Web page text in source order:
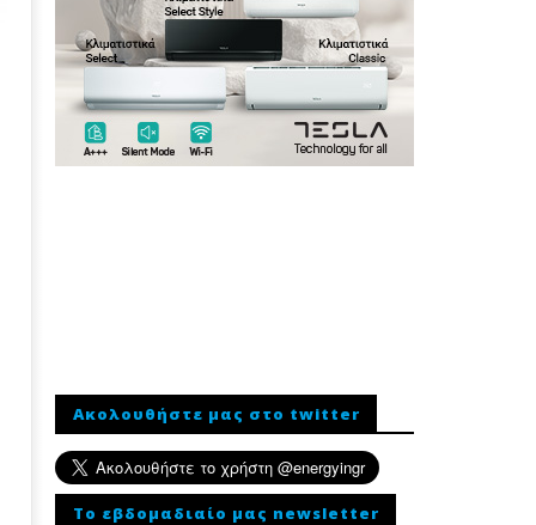
Ακολουθήστε μας στο twitter
To εβδομαδιαίο μας newsletter